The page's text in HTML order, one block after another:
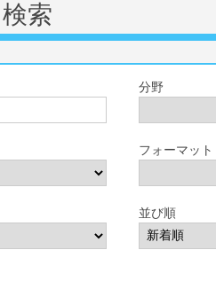
索
分野
フォーマット
並び順